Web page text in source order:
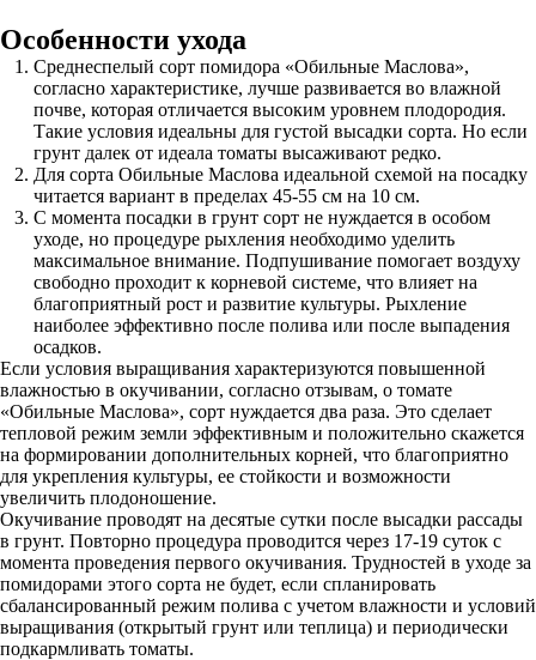
Особенности ухода
Среднеспелый сорт помидора «Обильные Маслова»,
согласно характеристике, лучше развивается во влажной
почве, которая отличается высоким уровнем плодородия.
Такие условия идеальны для густой высадки сорта. Но если
грунт далек от идеала томаты высаживают редко.
Для сорта Обильные Маслова идеальной схемой на посадку
читается вариант в пределах 45-55 см на 10 см.
С момента посадки в грунт сорт не нуждается в особом
уходе, но процедуре рыхления необходимо уделить
максимальное внимание. Подпушивание помогает воздуху
свободно проходит к корневой системе, что влияет на
благоприятный рост и развитие культуры. Рыхление
наиболее эффективно после полива или после выпадения
осадков.
Если условия выращивания характеризуются повышенной
влажностью в окучивании, согласно отзывам, о томате
«Обильные Маслова», сорт нуждается два раза. Это сделает
тепловой режим земли эффективным и положительно скажется
на формировании дополнительных корней, что благоприятно
для укрепления культуры, ее стойкости и возможности
увеличить плодоношение.
Окучивание проводят на десятые сутки после высадки рассады
в грунт. Повторно процедура проводится через 17-19 суток с
момента проведения первого окучивания. Трудностей в уходе за
помидорами этого сорта не будет, если спланировать
сбалансированный режим полива с учетом влажности и условий
выращивания (открытый грунт или теплица) и периодически
подкармливать томаты.